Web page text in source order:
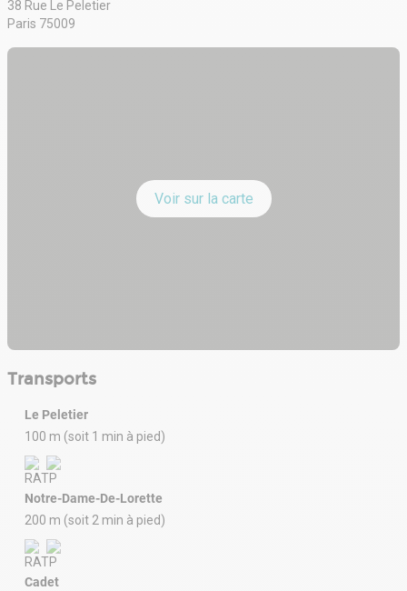
- Salles de réunions
- R+2 : 64 personnes
38 Rue Le Peletier
Paris 75009
Voir sur la carte
Transports
Le Peletier
100 m (soit 1 min à pied)
Notre-Dame-De-Lorette
200 m (soit 2 min à pied)
Cadet